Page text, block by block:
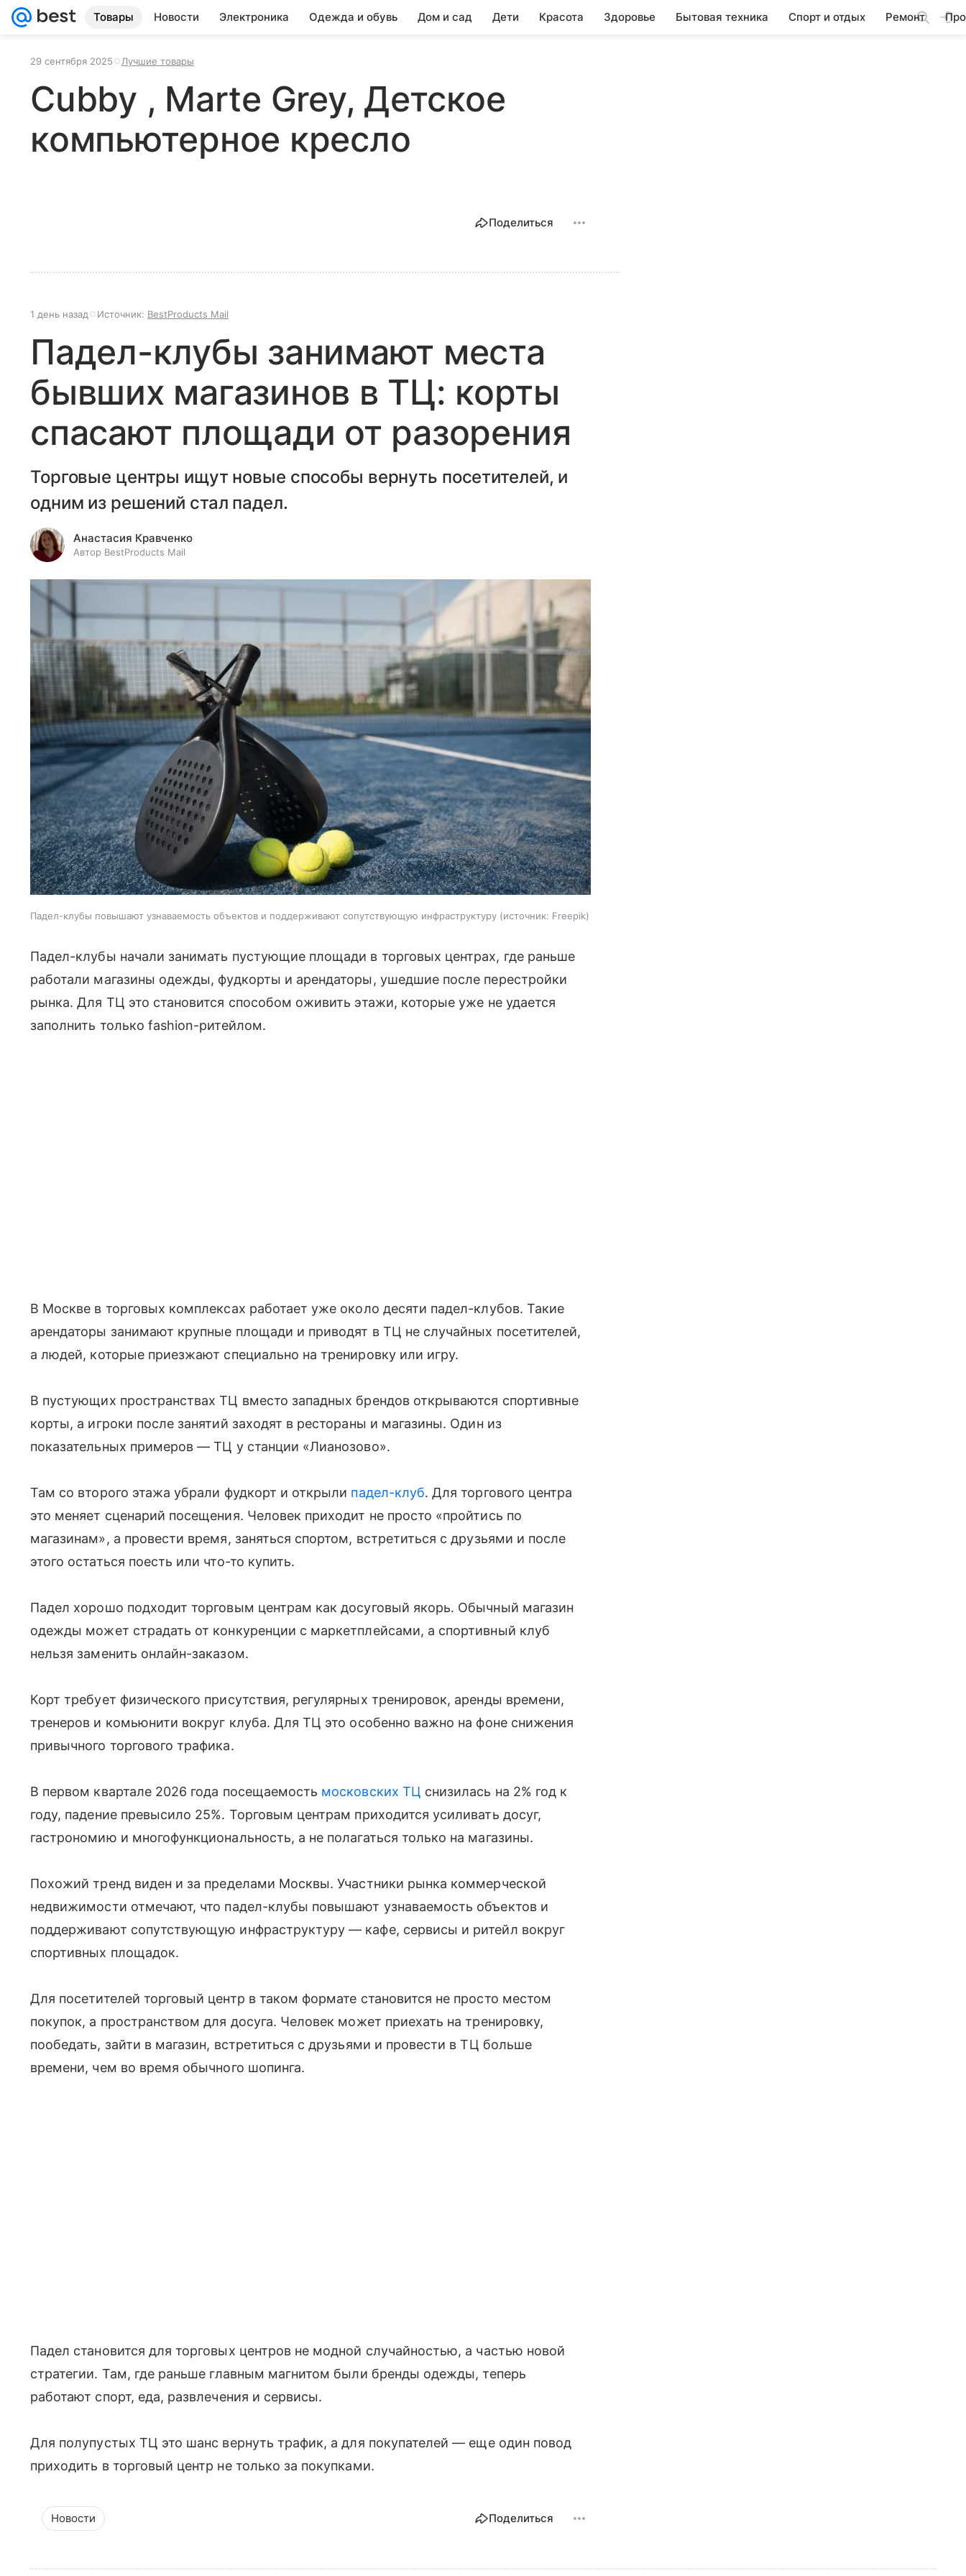
Товары Новости Электроника Одежда и обувь Дом и сад Дети Красота Здоровье Бытовая техника Спорт и отдых Ремонт
29 сентября 2025 Лучшие товары
Cubby , Marte Grey, Детское
компьютерное кресло
Поделиться
1 день назад Источник: BestProducts Mail
Падел-клубы занимают места
бывших магазинов в ТЦ: корты
спасают площади от разорения
Торговые центры ищут новые способы вернуть посетителей, и
одним из решений стал падел.
Анастасия Кравченко
Автор BestProducts Mail
Падел-клубы повышают узнаваемость объектов и поддерживают сопутствующую инфраструктуру источник: Freepik
Падел-клубы начали занимать пустующие площади в торговых центрах, где раньше
работали магазины одежды, фудкорты и арендаторы, ушедшие после перестройки
рынка. Для ТЦ это становится способом оживить этажи, которые уже не удается
заполнить только fashion-ритейлом.
В Москве в торговых комплексах работает уже около десяти падел-клубов. Такие
арендаторы занимают крупные площади и приводят в ТЦ не случайных посетителей,
а людей, которые приезжают специально на тренировку или игру.
В пустующих пространствах ТЦ вместо западных брендов открываются спортивные
корты, а игроки после занятий заходят в рестораны и магазины. Один из
показательных примеров — ТЦ у станции «Лианозово».
Там со второго этажа убрали фудкорт и открыли падел-клуб. Для торгового центра
это меняет сценарий посещения. Человек приходит не просто «пройтись по
магазинам», а провести время, заняться спортом, встретиться с друзьями и после
этого остаться поесть или что-то купить.
Падел хорошо подходит торговым центрам как досуговый якорь. Обычный магазин
одежды может страдать от конкуренции с маркетплейсами, а спортивный клуб
нельзя заменить онлайн-заказом.
Корт требует физического присутствия, регулярных тренировок, аренды времени,
тренеров и комьюнити вокруг клуба. Для ТЦ это особенно важно на фоне снижения
привычного торгового трафика.
В первом квартале 2026 года посещаемость московских ТЦ снизилась на 2% год к
году, падение превысило 25%. Торговым центрам приходится усиливать досуг,
гастрономию и многофункциональность, а не полагаться только на магазины.
Похожий тренд виден и за пределами Москвы. Участники рынка коммерческой
недвижимости отмечают, что падел-клубы повышают узнаваемость объектов и
поддерживают сопутствующую инфраструктуру — кафе, сервисы и ритейл вокруг
спортивных площадок.
Для посетителей торговый центр в таком формате становится не просто местом
покупок, а пространством для досуга. Человек может приехать на тренировку,
пообедать, зайти в магазин, встретиться с друзьями и провести в ТЦ больше
времени, чем во время обычного шопинга.
Падел становится для торговых центров не модной случайностью, а частью новой
стратегии. Там, где раньше главным магнитом были бренды одежды, теперь
работают спорт, еда, развлечения и сервисы.
Для полупустых ТЦ это шанс вернуть трафик, а для покупателей — еще один повод
приходить в торговый центр не только за покупками.
Новости Поделиться